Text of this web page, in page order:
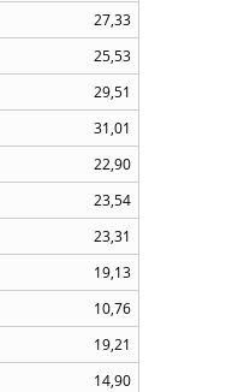
27,33
25,53
29,51
31,01
22,90
23,54
23,31
19,13
10,76
19,21
14,90